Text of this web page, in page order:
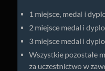
1 miejsce, medal i
2 miejsce medal i
3 miejsce medal i
Wszystkie pozostałe
za uczestnictwo w